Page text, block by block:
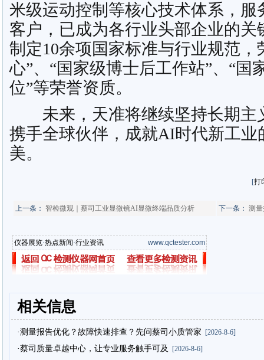
米级运动控制等核心技术体系，服
客户，已成为各行业头部企业的
制定10余项国家标准与行业规范，
心”、“国家级博士后工作站”、“国
位”等荣誉资质。
未来，天准将继续坚持长期主
携手全球伙伴，成就AI时代新工业
美。
[打
上一条： 智检微观｜蔡司工业显微镜AI显微终端品质分析 下一条： 测
仪器展览·热点新闻·行业资讯 www.qctester.com
相关信息
·测量报告优化？故障快速排查？先问蔡司小质管家 [2026-8-6]
·蔡司质量卓越中心，让专业服务触手可及 [2026-8-6]